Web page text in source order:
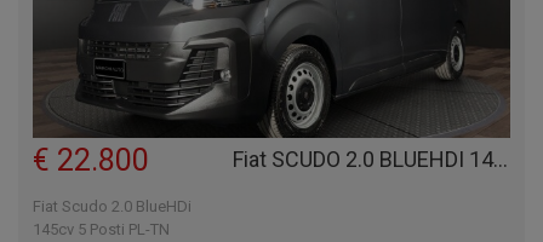
Fiat SCUDO 2.0 BLUEHDI 145CV 5 POSTI PL-TN FURGONE COMBI
€ 22.800
Fiat Scudo 2.0 BlueHDi
145cv 5 Posti PL-TN